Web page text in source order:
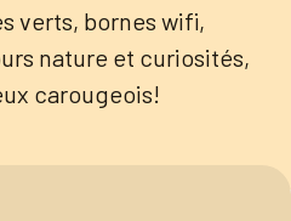
verts, bornes wifi,
nature et curiosités,
carougeois!